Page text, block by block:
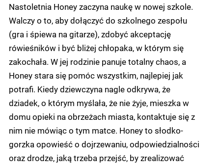
Nastoletnia Honey zaczyna naukę w nowej szkole.
Walczy o to, aby dołączyć do szkolnego zespołu
(gra i śpiewa na gitarze), zdobyć akceptację
rówieśników i być bliżej chłopaka, w którym się
zakochała. W jej rodzinie panuje totalny chaos, a
Honey stara się pomóc wszystkim, najlepiej jak
potrafi. Kiedy dziewczyna nagle odkrywa, że
dziadek, o którym myślała, że nie żyje, mieszka w
domu opieki na obrzeżach miasta, kontaktuje się z
nim nie mówiąc o tym matce. Honey to słodko-
gorzka opowieść o dojrzewaniu, odpowiedzialności
oraz drodze, jaką trzeba przejść, by zrealizować